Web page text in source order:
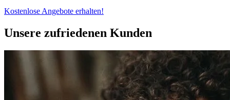
Kostenlose Angebote erhalten!
Unsere zufriedenen Kunden